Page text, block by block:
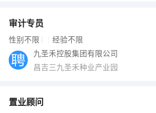
审计专员
性别不限 经验不限
九圣禾控股集团有限公司
昌吉三九圣禾种业产业园
置业顾问